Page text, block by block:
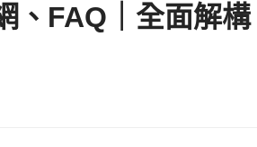
、FAQ｜全面解